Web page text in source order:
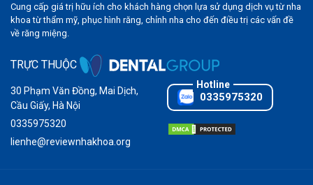
Cung cấp giá trị hữu ích cho khách hàng chọn lựa sử dụng dịch vụ từ nha
khoa từ thẩm mỹ, phục hình răng, chỉnh nha cho đến điều trị các vấn đề
về răng miệng.
TRỰC THUỘC
30 Phạm Văn Đồng, Mai Dịch,
Cầu Giấy, Hà Nội
0335975320
lienhe@reviewnhakhoa.org
0335975320